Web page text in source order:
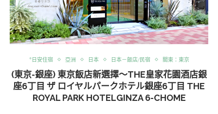
*日安住宿 亞洲 日本 日本－飯店/民宿 關東：東京
(東京-銀座) 東京飯店新選擇～THE皇家花園酒店銀
座6丁目 ザ ロイヤルパークホテル銀座6丁目 THE
ROYAL PARK HOTELGINZA 6-CHOME